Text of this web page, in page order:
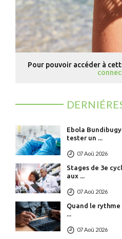
Pour pouvoir accéder à
Ebola
07 Aoû 2026
Stages de 3e
07 Aoû 2026
Quand le
07 Aoû 2026